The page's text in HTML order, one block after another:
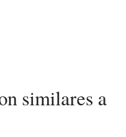
similares a